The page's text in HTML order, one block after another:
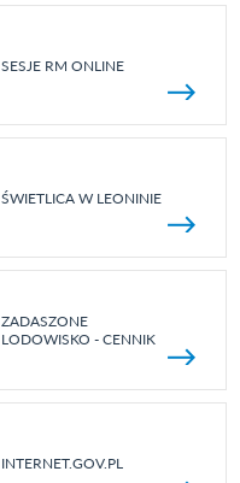
SESJE RM ONLINE
ŚWIETLICA W LEONINIE
ZADASZONE
LODOWISKO - CENNIK
INTERNET.GOV.PL